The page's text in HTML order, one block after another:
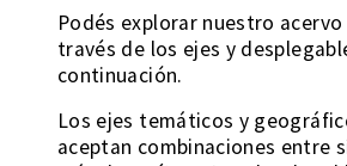
Podés explorar nuestro acervo
través de los ejes y
continuación.
Los ejes temáticos y
aceptan combinaciones entre